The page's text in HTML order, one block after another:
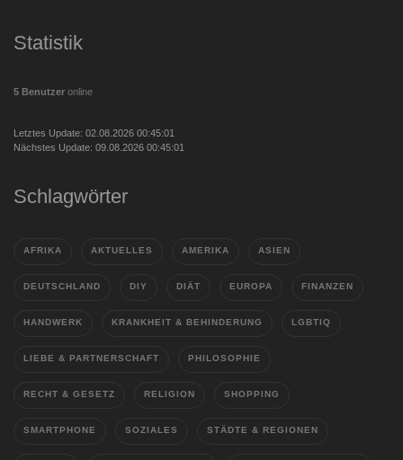
Statistik
5 Benutzer online
Letztes Update: 02.08.2026 00:45:01
Nächstes Update: 09.08.2026 00:45:01
Schlagwörter
AFRIKA AKTUELLES AMERIKA ASIEN
DEUTSCHLAND DIY DIÄT EUROPA FINANZEN
HANDWERK KRANKHEIT & BEHINDERUNG LGBTIQ
LIEBE & PARTNERSCHAFT PHILOSOPHIE
RECHT & GESETZ RELIGION SHOPPING
SMARTPHONE SOZIALES STÄDTE & REGIONEN